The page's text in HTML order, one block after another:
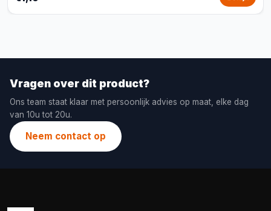
Vragen over dit product?
Ons team staat klaar met persoonlijk advies op maat, elke dag
van 10u tot 20u.
Neem contact op